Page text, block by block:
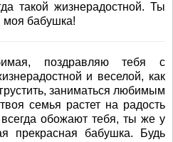
такой жизнерадостной. Ты
бабушка!
поздравляю тебя с
и веселой, как
заниматься любимым
семья растет на радость
обожают тебя, ты же у
прекрасная бабушка. Будь